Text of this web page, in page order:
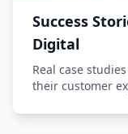
Success
Digital
Real case
their customer